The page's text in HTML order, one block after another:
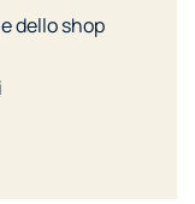
dello shop